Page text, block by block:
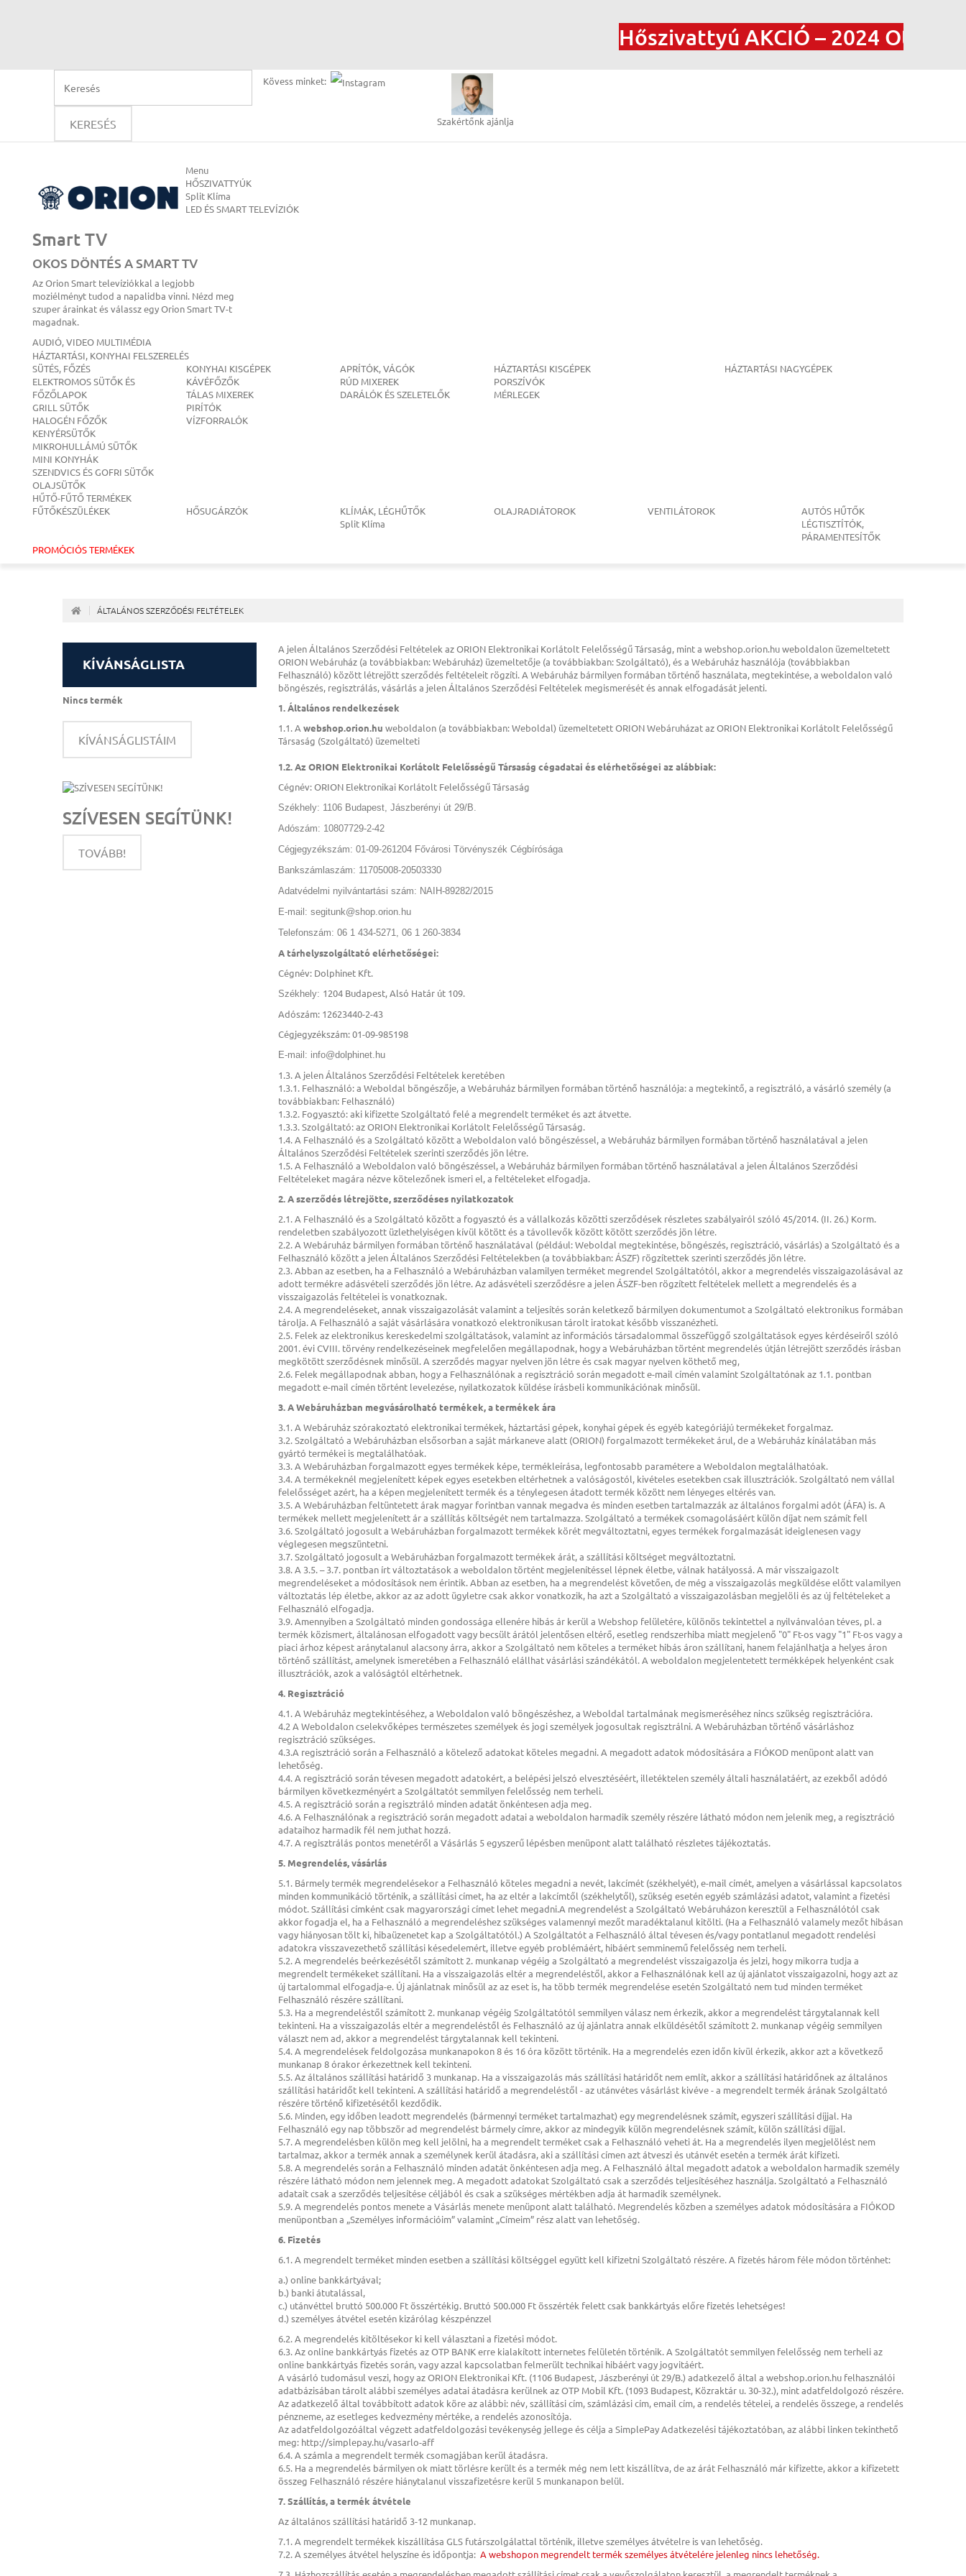
Hőszivattyú AKCIÓ – 2024
KERESÉS Szakértőnk ajánlja
Kövess minket:
Menu
HŐSZIVATTYÚK
Split Klíma
LED ÉS SMART TELEVÍZIÓK
Smart TV
OKOS DÖNTÉS A SMART TV
Az Orion Smart televíziókkal a legjobb
moziélményt tudod a napalidba vinni. Nézd meg
szuper árainkat és válassz egy Orion Smart TV-t
magadnak.
AUDIÓ, VIDEO MULTIMÉDIA
HÁZTARTÁSI, KONYHAI FELSZERELÉS
SÜTÉS, FŐZÉS
ELEKTROMOS SÜTŐK ÉS
FŐZŐLAPOK
GRILL SÜTŐK
HALOGÉN FŐZŐK
KENYÉRSÜTŐK
MIKROHULLÁMÚ SÜTŐK
MINI KONYHÁK
SZENDVICS ÉS GOFRI SÜTŐK
OLAJSÜTŐK
KONYHAI KISGÉPEK
KÁVÉFŐZŐK
TÁLAS MIXEREK
PIRÍTÓK
VÍZFORRALÓK
APRÍTÓK, VÁGÓK
RÚD MIXEREK
DARÁLÓK ÉS SZELETELŐK
HÁZTARTÁSI KISGÉPEK
PORSZÍVÓK
MÉRLEGEK
HÁZTARTÁSI NAGYGÉPEK
HŰTŐ-FŰTŐ TERMÉKEK
FŰTŐKÉSZÜLÉKEK
HŐSUGÁRZÓK
KLÍMÁK, LÉGHŰTŐK
Split Klíma
OLAJRADIÁTOROK VENTILÁTOROK
AUTÓS HŰTŐK
LÉGTISZTÍTÓK,
PÁRAMENTESÍTŐK
PROMÓCIÓS TERMÉKEK
ÁLTALÁNOS SZERZŐDÉSI FELTÉTELEK
A jelen Általános Szerződési Feltételek az ORION Elektronikai Korlátolt Felelősségű Társaság, mint a webshop.orion.hu weboldalon üzemeltetett
ORION Webáruház (a továbbiakban: Webáruház) üzemeltetője (a továbbiakban: Szolgáltató), és a Webáruház használója (továbbiakban
Felhasználó) között létrejött szerződés feltételeit rögzíti. A Webáruház bármilyen formában történő használata, megtekintése, a weboldalon való
böngészés, regisztrálás, vásárlás a jelen Általános Szerződési Feltételek megismerését és annak elfogadását jelenti.
1. Általános rendelkezések
1.1. A webshop.orion.hu weboldalon (a továbbiakban: Weboldal) üzemeltetett ORION Webáruházat az ORION Elektronikai Korlátolt Felelősségű
Társaság (Szolgáltató) üzemelteti
1.2. Az ORION Elektronikai Korlátolt Felelősségű Társaság cégadatai és elérhetőségei az alábbiak:
Cégnév: ORION Elektronikai Korlátolt Felelősségű Társaság
Székhely: 1106 Budapest, Jászberényi út 29/B.
Adószám: 10807729-2-42
Cégjegyzékszám: 01-09-261204 Fővárosi Törvényszék Cégbírósága
Bankszámlaszám: 11705008-20503330
Adatvédelmi nyilvántartási szám: NAIH-89282/2015
E-mail: segitunk@shop.orion.hu
Telefonszám: 06 1 434-5271, 06 1 260-3834
A tárhelyszolgáltató elérhetőségei:
Cégnév: Dolphinet Kft.
Székhely: 1204 Budapest, Alsó Határ út 109.
Adószám: 12623440-2-43
Cégjegyzékszám: 01-09-985198
E-mail: info@dolphinet.hu
1.3. A jelen Általános Szerződési Feltételek keretében
1.3.1. Felhasználó: a Weboldal böngészője, a Webáruház bármilyen formában történő használója: a megtekintő, a regisztráló, a vásárló személy (a
továbbiakban: Felhasználó)
1.3.2. Fogyasztó: aki kifizette Szolgáltató felé a megrendelt terméket és azt átvette.
1.3.3. Szolgáltató: az ORION Elektronikai Korlátolt Felelősségű Társaság.
1.4. A Felhasználó és a Szolgáltató között a Weboldalon való böngészéssel, a Webáruház bármilyen formában történő használatával a jelen
Általános Szerződési Feltételek szerinti szerződés jön létre.
1.5. A Felhasználó a Weboldalon való böngészéssel, a Webáruház bármilyen formában történő használatával a jelen Általános Szerződési
Feltételeket magára nézve kötelezőnek ismeri el, a feltételeket elfogadja.
2. A szerződés létrejötte, szerződéses nyilatkozatok
2.1. A Felhasználó és a Szolgáltató között a fogyasztó és a vállalkozás közötti szerződések részletes szabályairól szóló 45/2014. (II. 26.) Korm.
rendeletben szabályozott üzlethelyiségen kívül kötött és a távollevők között kötött szerződés jön létre.
2.2. A Webáruház bármilyen formában történő használatával (például: Weboldal megtekintése, böngészés, regisztráció, vásárlás) a Szolgáltató és a
Felhasználó között a jelen Általános Szerződési Feltételekben (a továbbiakban: ÁSZF) rögzítettek szerinti szerződés jön létre.
2.3. Abban az esetben, ha a Felhasználó a Webáruházban valamilyen terméket megrendel Szolgáltatótól, akkor a megrendelés visszaigazolásával az
adott termékre adásvételi szerződés jön létre. Az adásvételi szerződésre a jelen ÁSZF-ben rögzített feltételek mellett a megrendelés és a
visszaigazolás feltételei is vonatkoznak.
2.4. A megrendeléseket, annak visszaigazolását valamint a teljesítés során keletkező bármilyen dokumentumot a Szolgáltató elektronikus formában
tárolja. A Felhasználó a saját vásárlására vonatkozó elektronikusan tárolt iratokat később visszanézheti.
2.5. Felek az elektronikus kereskedelmi szolgáltatások, valamint az információs társadalommal összefüggő szolgáltatások egyes kérdéseiről szóló
2001. évi CVIII. törvény rendelkezéseinek megfelelően megállapodnak, hogy a Webáruházban történt megrendelés útján létrejött szerződés írásban
megkötött szerződésnek minősül. A szerződés magyar nyelven jön létre és csak magyar nyelven köthető meg,
2.6. Felek megállapodnak abban, hogy a Felhasználónak a regisztráció során megadott e-mail címén valamint Szolgáltatónak az 1.1. pontban
megadott e-mail címén történt levelezése, nyilatkozatok küldése írásbeli kommunikációnak minősül.
3. A Webáruházban megvásárolható termékek, a termékek ára
3.1. A Webáruház szórakoztató elektronikai termékek, háztartási gépek, konyhai gépek és egyéb kategóriájú termékeket forgalmaz.
3.2. Szolgáltató a Webáruházban elsősorban a saját márkaneve alatt (ORION) forgalmazott termékeket árul, de a Webáruház kínálatában más
gyártó termékei is megtalálhatóak.
3.3. A Webáruházban forgalmazott egyes termékek képe, termékleírása, legfontosabb paramétere a Weboldalon megtalálhatóak.
3.4. A termékeknél megjelenített képek egyes esetekben eltérhetnek a valóságostól, kivételes esetekben csak illusztrációk. Szolgáltató nem vállal
felelősséget azért, ha a képen megjelenített termék és a ténylegesen átadott termék között nem lényeges eltérés van.
3.5. A Webáruházban feltüntetett árak magyar forintban vannak megadva és minden esetben tartalmazzák az általános forgalmi adót (ÁFA) is. A
termékek mellett megjelenített ár a szállítás költségét nem tartalmazza. Szolgáltató a termékek csomagolásáért külön díjat nem számít fell
3.6. Szolgáltató jogosult a Webáruházban forgalmazott termékek körét megváltoztatni, egyes termékek forgalmazását ideiglenesen vagy
véglegesen megszüntetni.
3.7. Szolgáltató jogosult a Webáruházban forgalmazott termékek árát, a szállítási költséget megváltoztatni.
3.8. A 3.5. – 3.7. pontban írt változtatások a weboldalon történt megjelenítéssel lépnek életbe, válnak hatályossá. A már visszaigazolt
megrendeléseket a módosítások nem érintik. Abban az esetben, ha a megrendelést követően, de még a visszaigazolás megküldése előtt valamilyen
változtatás lép életbe, akkor az az adott ügyletre csak akkor vonatkozik, ha azt a Szolgáltató a visszaigazolásban megjelöli és az új feltételeket a
Felhasználó elfogadja.
3.9. Amennyiben a Szolgáltató minden gondossága ellenére hibás ár kerül a Webshop felületére, különös tekintettel a nyilvánvalóan téves, pl. a
termék közismert, általánosan elfogadott vagy becsült árától jelentősen eltérő, esetleg rendszerhiba miatt megjelenő "0" Ft-os vagy "1" Ft-os vagy a
piaci árhoz képest aránytalanul alacsony árra, akkor a Szolgáltató nem köteles a terméket hibás áron szállítani, hanem felajánlhatja a helyes áron
történő szállítást, amelynek ismeretében a Felhasználó elállhat vásárlási szándékától. A weboldalon megjelentetett termékképek helyenként csak
illusztrációk, azok a valóságtól eltérhetnek.
4. Regisztráció
4.1. A Webáruház megtekintéséhez, a Weboldalon való böngészéshez, a Weboldal tartalmának megismeréséhez nincs szükség regisztrációra.
4.2 A Weboldalon cselekvőképes természetes személyek és jogi személyek jogosultak regisztrálni. A Webáruházban történő vásárláshoz
regisztráció szükséges.
4.3.A regisztráció során a Felhasználó a kötelező adatokat köteles megadni. A megadott adatok módosítására a FIÓKOD menüpont alatt van
lehetőség.
4.4. A regisztráció során tévesen megadott adatokért, a belépési jelszó elvesztéséért, illetéktelen személy általi használatáért, az ezekből adódó
bármilyen következményért a Szolgáltatót semmilyen felelősség nem terheli.
4.5. A regisztráció során a regisztráló minden adatát önkéntesen adja meg.
4.6. A Felhasználónak a regisztráció során megadott adatai a weboldalon harmadik személy részére látható módon nem jelenik meg, a regisztráció
adataihoz harmadik fél nem juthat hozzá.
4.7. A regisztrálás pontos menetéről a Vásárlás 5 egyszerű lépésben menüpont alatt található részletes tájékoztatás.
5. Megrendelés, vásárlás
5.1. Bármely termék megrendelésekor a Felhasználó köteles megadni a nevét, lakcímét (székhelyét), e-mail címét, amelyen a vásárlással kapcsolatos
minden kommunikáció történik, a szállítási címet, ha az eltér a lakcímtől (székhelytől), szükség esetén egyéb számlázási adatot, valamint a fizetési
módot. Szállítási címként csak magyarországi címet lehet megadni.A megrendelést a Szolgáltató Webáruházon keresztül a Felhasználótól csak
akkor fogadja el, ha a Felhasználó a megrendeléshez szükséges valamennyi mezőt maradéktalanul kitölti. (Ha a Felhasználó valamely mezőt hibásan
vagy hiányosan tölt ki, hibaüzenetet kap a Szolgáltatótól.) A Szolgáltatót a Felhasználó által tévesen és/vagy pontatlanul megadott rendelési
adatokra visszavezethető szállítási késedelemért, illetve egyéb problémáért, hibáért semminemű felelősség nem terheli.
5.2. A megrendelés beérkezésétől számított 2. munkanap végéig a Szolgáltató a megrendelést visszaigazolja és jelzi, hogy mikorra tudja a
megrendelt termékeket szállítani. Ha a visszaigazolás eltér a megrendeléstől, akkor a Felhasználónak kell az új ajánlatot visszaigazolni, hogy azt az
új tartalommal elfogadja-e. Új ajánlatnak minősül az az eset is, ha több termék megrendelése esetén Szolgáltató nem tud minden terméket
Felhasználó részére szállítani.
5.3. Ha a megrendeléstől számított 2. munkanap végéig Szolgáltatótól semmilyen válasz nem érkezik, akkor a megrendelést tárgytalannak kell
tekinteni. Ha a visszaigazolás eltér a megrendeléstől és Felhasználó az új ajánlatra annak elküldésétől számított 2. munkanap végéig semmilyen
választ nem ad, akkor a megrendelést tárgytalannak kell tekinteni.
5.4. A megrendelések feldolgozása munkanapokon 8 és 16 óra között történik. Ha a megrendelés ezen időn kívül érkezik, akkor azt a következő
munkanap 8 órakor érkezettnek kell tekinteni.
5.5. Az általános szállítási határidő 3 munkanap. Ha a visszaigazolás más szállítási határidőt nem említ, akkor a szállítási határidőnek az általános
szállítási határidőt kell tekinteni. A szállítási határidő a megrendeléstől - az utánvétes vásárlást kivéve - a megrendelt termék árának Szolgáltató
részére történő kifizetésétől kezdődik.
5.6. Minden, egy időben leadott megrendelés (bármennyi terméket tartalmazhat) egy megrendelésnek számít, egyszeri szállítási díjjal. Ha
Felhasználó egy nap többször ad megrendelést bármely címre, akkor az mindegyik külön megrendelésnek számít, külön szállítási díjjal.
5.7. A megrendelésben külön meg kell jelölni, ha a megrendelt terméket csak a Felhasználó veheti át. Ha a megrendelés ilyen megjelölést nem
tartalmaz, akkor a termék annak a személynek kerül átadásra, aki a szállítási címen azt átveszi és utánvét esetén a termék árát kifizeti.
5.8. A megrendelés során a Felhasználó minden adatát önkéntesen adja meg. A Felhasználó által megadott adatok a weboldalon harmadik személy
részére látható módon nem jelennek meg. A megadott adatokat Szolgáltató csak a szerződés teljesítéséhez használja. Szolgáltató a Felhasználó
adatait csak a szerződés teljesítése céljából és csak a szükséges mértékben adja át harmadik személynek.
5.9. A megrendelés pontos menete a Vásárlás menete menüpont alatt található. Megrendelés közben a személyes adatok módosítására a FIÓKOD
menüpontban a „Személyes információim” valamint „Címeim” rész alatt van lehetőség.
6. Fizetés
6.1. A megrendelt terméket minden esetben a szállítási költséggel együtt kell kifizetni Szolgáltató részére. A fizetés három féle módon történhet:
a.) online bankkártyával;
b.) banki átutalással,
c.) utánvéttel bruttó 500.000 Ft összértékig. Bruttó 500.000 Ft összérték felett csak bankkártyás előre fizetés lehetséges!
d.) személyes átvétel esetén kizárólag készpénzzel
6.2. A megrendelés kitöltésekor ki kell választani a fizetési módot.
6.3. Az online bankkártyás fizetés az OTP BANK erre kialakított internetes felületén történik. A Szolgáltatót semmilyen felelősség nem terheli az
online bankkártyás fizetés során, vagy azzal kapcsolatban felmerült technikai hibáért vagy jogvitáért.
A vásárló tudomásul veszi, hogy az ORION Elektronikai Kft. (1106 Budapest, Jászberényi út 29/B.) adatkezelő által a webshop.orion.hu felhasználói
adatbázisában tárolt alábbi személyes adatai átadásra kerülnek az OTP Mobil Kft. (1093 Budapest, Közraktár u. 30-32.), mint adatfeldolgozó részére.
Az adatkezelő által továbbított adatok köre az alábbi: név, szállítási cím, számlázási cím, email cím, a rendelés tételei, a rendelés összege, a rendelés
pénzneme, az esetleges kedvezmény mértéke, a rendelés azonosítója.
Az adatfeldolgozóáltal végzett adatfeldolgozási tevékenység jellege és célja a SimplePay Adatkezelési tájékoztatóban, az alábbi linken tekinthető
meg: http://simplepay.hu/vasarlo-aff
6.4. A számla a megrendelt termék csomagjában kerül átadásra.
6.5. Ha a megrendelés bármilyen ok miatt törlésre került és a termék még nem lett kiszállítva, de az árát Felhasználó már kifizette, akkor a kifizetett
összeg Felhasználó részére hiánytalanul visszafizetésre kerül 5 munkanapon belül.
7. Szállítás, a termék átvétele
Az általános szállítási határidő 3-12 munkanap.
7.1. A megrendelt termékek kiszállítása GLS futárszolgálattal történik, illetve személyes átvételre is van lehetőség.
7.2. A személyes átvétel helyszíne és időpontja: A webshopon megrendelt termék személyes átvételére jelenleg nincs lehetőség.
KÍVÁNSÁGLISTA
Nincs termék
KÍVÁNSÁGLISTÁIM
SZÍVESEN SEGÍTÜNK!
TOVÁBB!